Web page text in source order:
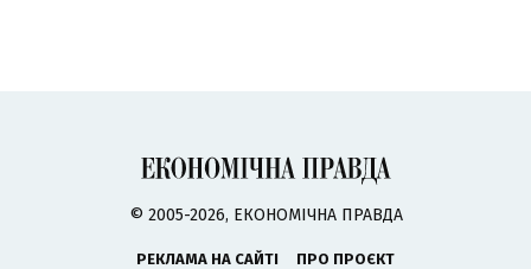
© 2005-2026, ЕКОНОМІЧНА ПРАВДА
РЕКЛАМА НА САЙТІ
ПРО ПРОЄКТ